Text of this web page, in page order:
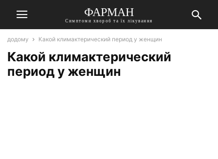
ФАРМАН
Симптоми хвороб та їх лікування
додому Какой климактерический период у женщин
Какой климактерический
период у женщин